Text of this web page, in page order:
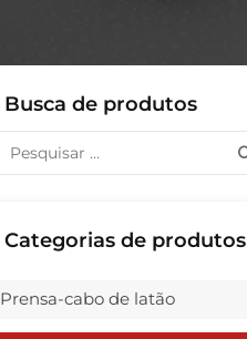
Busca de produtos
Categorias de produtos
Prensa-cabo de latão